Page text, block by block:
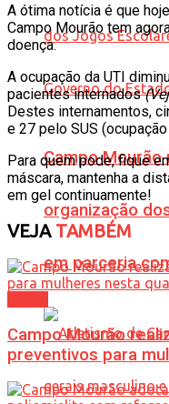
Campo
organização
em parceria
A ótima notícia é que
Campo Mourão tem
doença.
A ocupação da UTI
pacientes internados
Destes internamentos,
e 27 pelo SUS
Para quem pode, fique
máscara, mantenha a
em gel continuamente!
VEJATAMBÉM
Campo Mourão
preventivos para